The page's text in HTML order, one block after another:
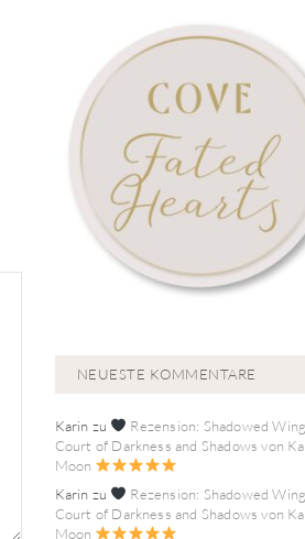
NEUESTE KOMMENTARE
Karin zu
Rezension: Shadowed
Court of Darkness and Shadows von
Moon
Karin zu
Rezension: Shadowed
Court of Darkness and Shadows von
Moon